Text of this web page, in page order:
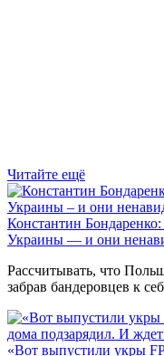
Читайте ещё
Константин
Украины — и они
Рассчитывать, что
забрав бандеровцев к
«Вот выпустили укры